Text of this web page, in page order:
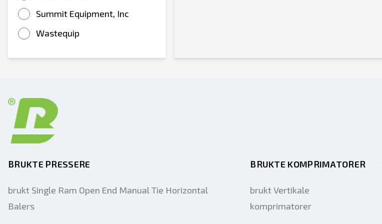
Summit Equipment, Inc
Wastequip
BRUKTE PRESSERE
brukt Single Ram Open End Manual Tie Horizontal
Balers
BRUKTE KOMPRIMATORER
brukt Vertikale
komprimatorer